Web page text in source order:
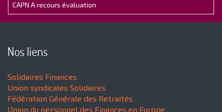
CAPN A recours évaluation
Nos liens
Solidaires Finances
Union syndicales Solidaires
Fédération Générale des Retraités
Union du personnel des Finances en Europe